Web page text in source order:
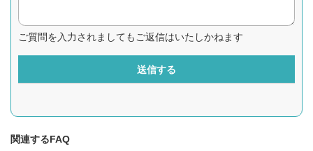
ご質問を入力されましてもご返信はいたしかねます
送信する
関連するFAQ